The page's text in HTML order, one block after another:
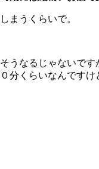
うくらいで。
なるじゃないで
分くらいなんです